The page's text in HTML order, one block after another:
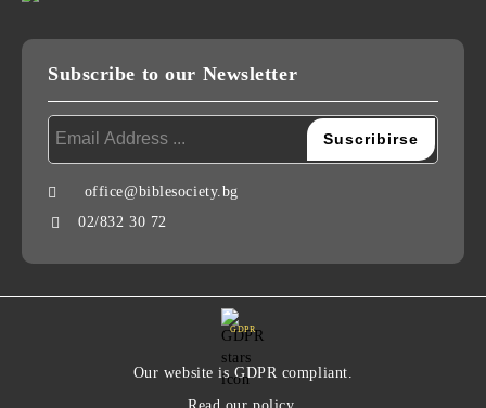
Subscribe to our Newsletter
office@biblesociety.bg
02/832 30 72
GDPR
Our website is GDPR compliant.